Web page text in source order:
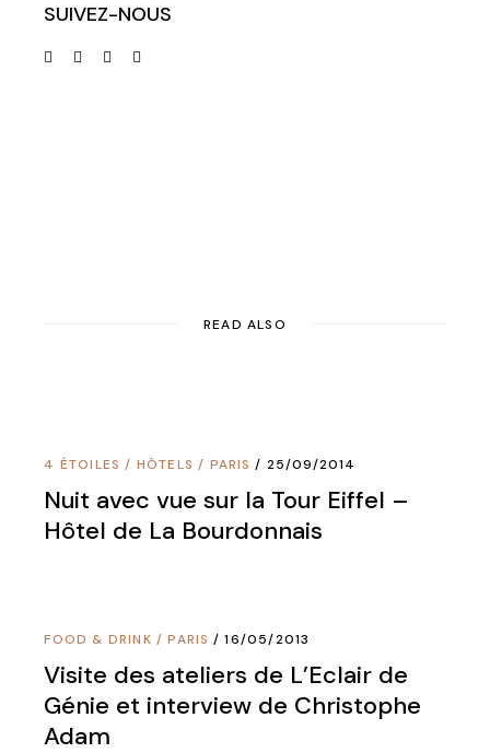
SUIVEZ-NOUS
READ ALSO
4 ÉTOILES / HÔTELS / PARIS 25/09/2014
Nuit avec vue sur la Tour Eiffel –
Hôtel de La Bourdonnais
FOOD & DRINK /PARIS 16/05/2013
Visite des ateliers de L’Eclair de
Génie et interview de Christophe
Adam